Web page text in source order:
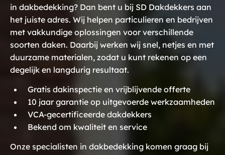
in dakbedekking? Dan bent u bij SD Dakdekkers aan
het juiste adres. Wij helpen particulieren en bedrijven
met vakkundige oplossingen voor verschillende
soorten daken. Daarbij werken wij snel, netjes en met
duurzame materialen, zodat u kunt rekenen op een
degelijk en langdurig resultaat.
Gratis dakinspectie en vrijblijvende offerte
10 jaar garantie op uitgevoerde werkzaamheden
VCA-gecertificeerde dakdekkers
Bekend om kwaliteit en service
Onze specialisten in dakbedekking komen graag bij